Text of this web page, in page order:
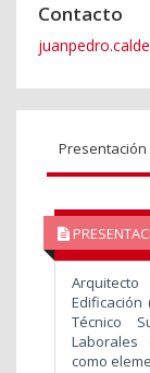
Contacto
Presentación
Edificación
Técnico
Laborales
como